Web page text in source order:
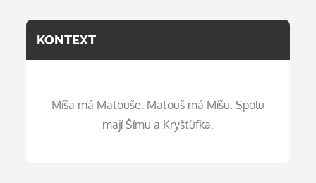
KONTEXT
Míša má Matouše. Matouš má Míšu. Spolu
mají Šímu a Kryštůfka.